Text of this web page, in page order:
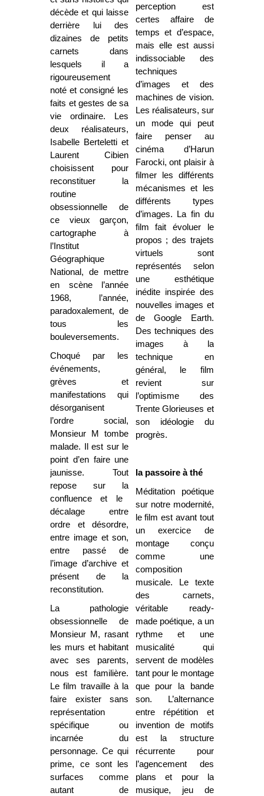
décède et qui laisse
derrière lui des
dizaines de petits
carnets dans
lesquels il a
rigoureusement
noté et consigné les
faits et gestes de sa
vie ordinaire. Les
deux réalisateurs,
Isabelle Berteletti et
Laurent Cibien
choisissent pour
reconstituer la
routine
obsessionnelle de
ce vieux garçon,
cartographe à
l’Institut
Géographique
National, de mettre
en scène l’année
1968, l’année,
paradoxalement, de
tous les
bouleversements.
Choqué par les
événements,
grèves et
manifestations qui
désorganisent
l’ordre social,
Monsieur M tombe
malade. Il est sur le
point d’en faire une
jaunisse. Tout
repose sur la
confluence et le
décalage entre
ordre et désordre,
entre image et son,
entre passé de
l’image d’archive et
présent de la
reconstitution.
La pathologie
obsessionnelle de
Monsieur M, rasant
les murs et habitant
avec ses parents,
nous est familière.
Le film travaille à la
faire exister sans
représentation
spécifique ou
incarnée du
personnage. Ce qui
prime, ce sont les
surfaces comme
autant de
perception est
certes affaire de
temps et d’espace,
mais elle est aussi
indissociable des
techniques
d’images et des
machines de vision.
Les réalisateurs, sur
un mode qui peut
faire penser au
cinéma d’Harun
Farocki, ont plaisir à
filmer les différents
mécanismes et les
différents types
d’images. La fin du
film fait évoluer le
propos ; des trajets
virtuels sont
représentés selon
une esthétique
inédite inspirée des
nouvelles images et
de Google Earth.
Des techniques des
images à la
technique en
général, le film
revient sur
l’optimisme des
Trente Glorieuses et
son idéologie du
progrès.
la passoire à thé
Méditation poétique
sur notre modernité,
le film est avant tout
un exercice de
montage conçu
comme une
composition
musicale. Le texte
des carnets,
véritable ready-
made poétique, a un
rythme et une
musicalité qui
servent de modèles
tant pour le montage
que pour la bande
son. L’alternance
entre répétition et
invention de motifs
est la structure
récurrente pour
l’agencement des
plans et pour la
musique, jeu de